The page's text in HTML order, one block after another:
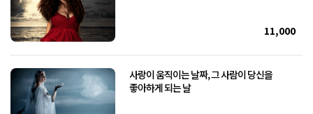
11,000
사랑이 움직이는 날짜, 그 사람이 당신을
좋아하게 되는 날